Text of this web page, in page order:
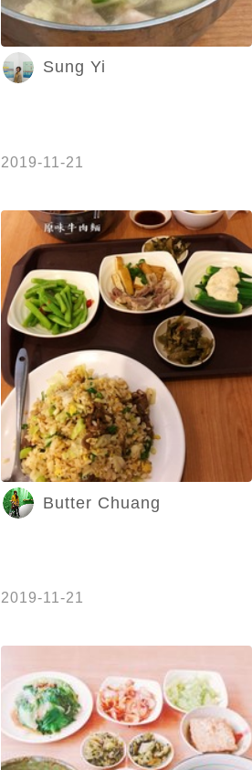
Sung Yi
2019-11-21
Butter Chuang
2019-11-21